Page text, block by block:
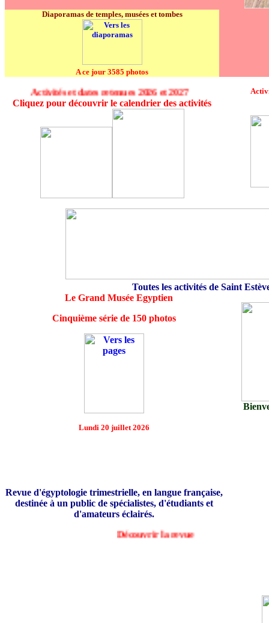
Diaporamas de temples, musées et tombes
A ce jour 3585 photos
Activités et dates retenues 2026 et 2027
Cliquez pour découvrir le calendrier des activités
Toutes les activités de Saint
Le Grand Musée Egyptien
Cinquième série de 150 photos
Lundi 20 juillet 2026
Revue d'égyptologie trimestrielle, en langue française,
destinée à un public de spécialistes, d'étudiants et
d'amateurs éclairés.
Découvrir la revue